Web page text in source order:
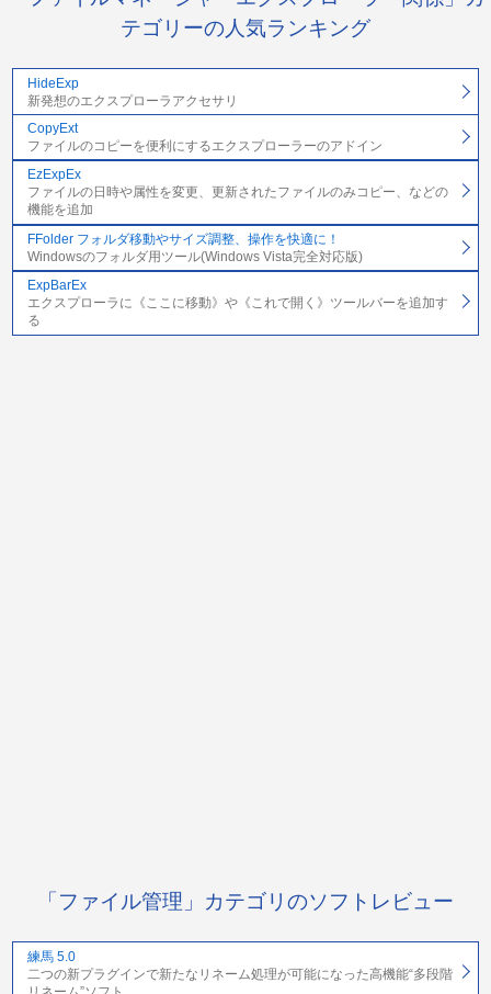
テゴリーの人気ランキング
HideExp
新発想のエクスプローラアクセサリ
CopyExt
ファイルのコピーを便利にするエクスプローラーのアドイン
EzExpEx
ファイルの日時や属性を変更、更新されたファイルのみコピー、などの
機能を追加
FFolder フォルダ移動やサイズ調整、操作を快適に！
Windowsのフォルダ用ツール(Windows Vista完全対応版)
ExpBarEx
エクスプローラに《ここに移動》や《これで開く》ツールバーを追加す
る
「ファイル管理」カテゴリのソフトレビュー
練馬 5.0
二つの新プラグインで新たなリネーム処理が可能になった高機能“多段階